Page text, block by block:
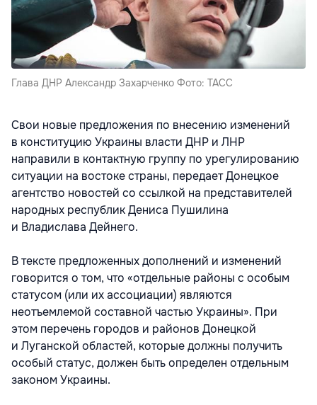
Глава ДНР Александр Захарченко Фото: ТАСС
Свои новые предложения по внесению изменений
в конституцию Украины власти ДНР и ЛНР
направили в контактную группу по урегулированию
ситуации на востоке страны, передает Донецкое
агентство новостей со ссылкой на представителей
народных республик Дениса Пушилина
и Владислава Дейнего.
В тексте предложенных дополнений и изменений
говорится о том, что «отдельные районы с особым
статусом (или их ассоциации) являются
неотъемлемой составной частью Украины». При
этом перечень городов и районов Донецкой
и Луганской областей, которые должны получить
особый статус, должен быть определен отдельным
законом Украины.